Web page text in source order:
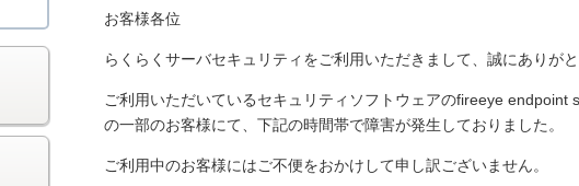
お客様各位
らくらくサーバセキュリティをご利用いただきまして、誠にありがと
ご利用いただいているセキュリティソフトウェアのfireeye endpoint
の一部のお客様にて、下記の時間帯で障害が発生しておりました。
ご利用中のお客様にはご不便をおかけして申し訳ございません。